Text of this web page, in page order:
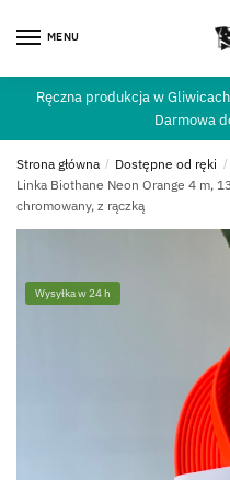
MENU
Ręczna produkcja w
Darmowa
Strona główna / Dostępne od ręki /
Linka Biothane Neon Orange 4 m,
chromowany, z rączką
Wysyłka w 24 h